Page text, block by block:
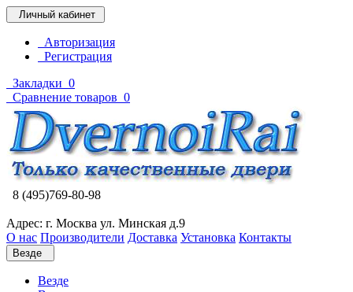
Личный кабинет
Авторизация
Регистрация
Закладки 0
Сравнение товаров 0
8 (495)769-80-98
Адрес: г. Москва ул. Минская д.9
О нас Производители Доставка Установка Контакты
Везде
Везде